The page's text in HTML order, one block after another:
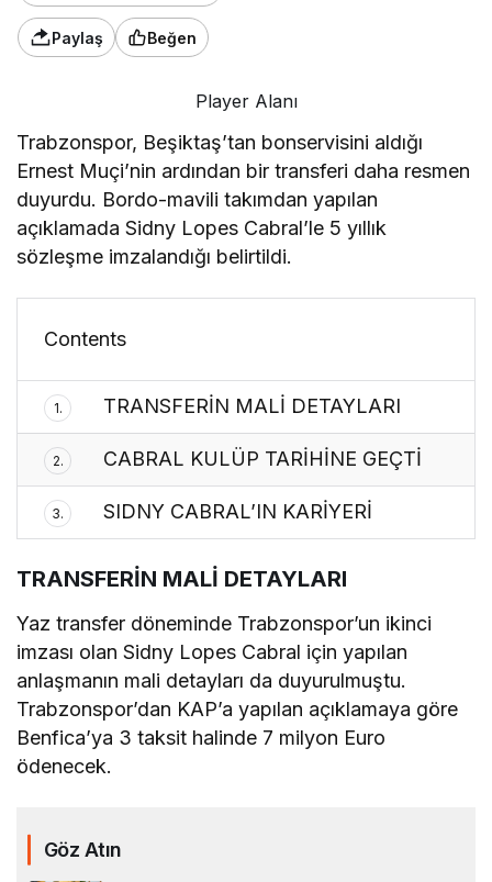
Paylaş Beğen
Player Alanı
Trabzonspor, Beşiktaş’tan bonservisini aldığı
Ernest Muçi’nin ardından bir transferi daha resmen
duyurdu. Bordo-mavili takımdan yapılan
açıklamada Sidny Lopes Cabral’le 5 yıllık
sözleşme imzalandığı belirtildi.
Contents
1. TRANSFERİN MALİ DETAYLARI
2. CABRAL KULÜP TARİHİNE GEÇTİ
3. SIDNY CABRAL’IN KARİYERİ
TRANSFERİN MALİ DETAYLARI
Yaz transfer döneminde Trabzonspor’un ikinci
imzası olan Sidny Lopes Cabral için yapılan
anlaşmanın mali detayları da duyurulmuştu.
Trabzonspor’dan KAP’a yapılan açıklamaya göre
Benfica’ya 3 taksit halinde 7 milyon Euro
ödenecek.
Göz Atın